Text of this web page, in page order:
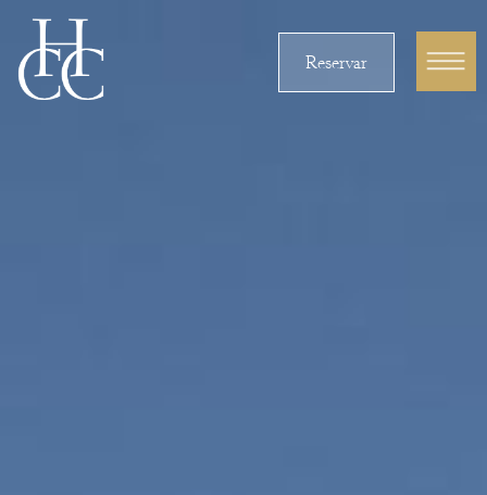
Reservar